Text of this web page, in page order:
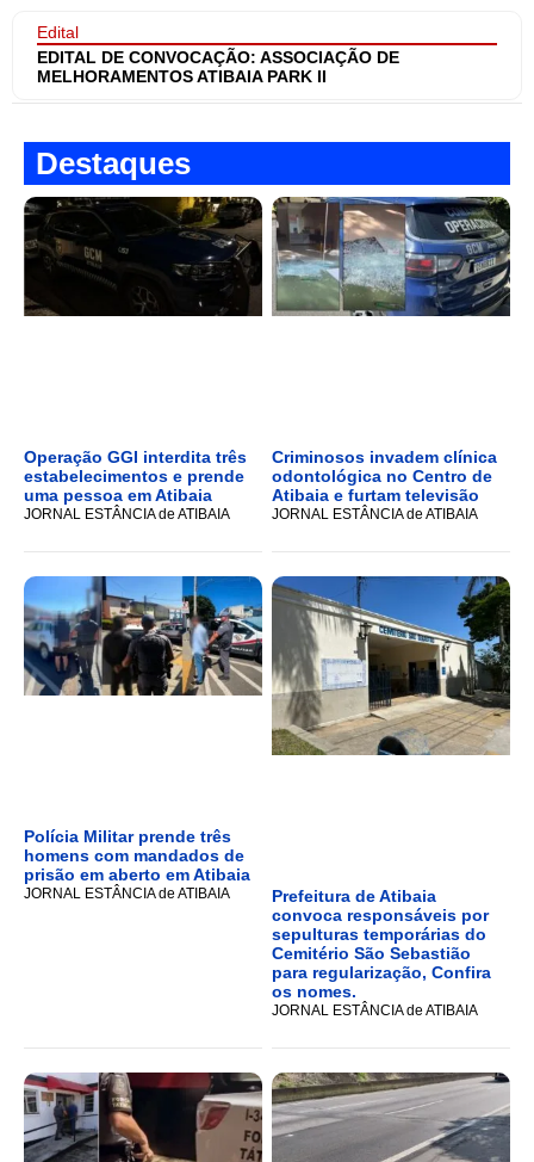
Edital
EDITAL DE CONVOCAÇÃO: ASSOCIAÇÃO DE
MELHORAMENTOS ATIBAIA PARK II
Destaques
Operação GGI interdita três
estabelecimentos e prende
uma pessoa em Atibaia
JORNAL ESTÂNCIA de ATIBAIA
Criminosos invadem clínica
odontológica no Centro de
Atibaia e furtam televisão
JORNAL ESTÂNCIA de ATIBAIA
Polícia Militar prende três
homens com mandados de
prisão em aberto em Atibaia
JORNAL ESTÂNCIA de ATIBAIA
Prefeitura de Atibaia
convoca responsáveis por
sepulturas temporárias do
Cemitério São Sebastião
para regularização, Confira
os nomes.
JORNAL ESTÂNCIA de ATIBAIA